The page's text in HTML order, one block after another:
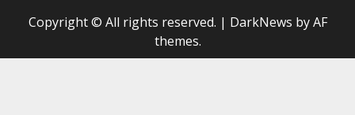
Copyright © All rights reserved. | DarkNews by AF
themes.